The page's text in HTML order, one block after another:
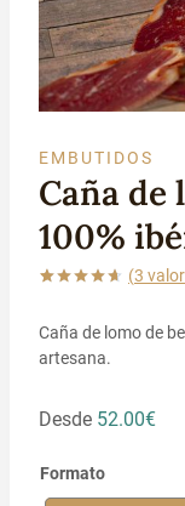
EMBUTIDOS
Caña de
100%
de 5 en
base a
valoraciones
(3
Caña de lomo de
artesana.
Desde 52.00€
Formato